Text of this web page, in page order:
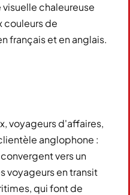
chaleureuse
couleurs de
français et en anglais.
voyageurs d'affaires,
anglophone :
vers un
voyageurs en transit
qui font de